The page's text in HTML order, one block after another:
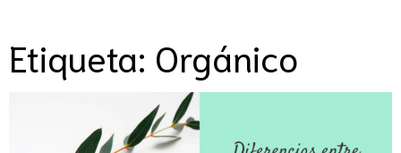
Etiqueta: Orgánico